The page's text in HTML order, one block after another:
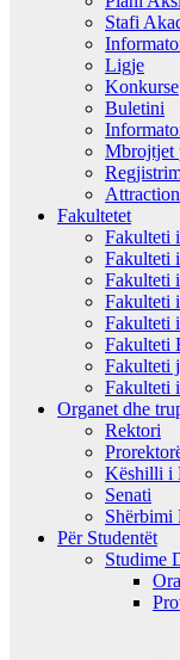
Stafi
Ligje
Konkurse
Buletini
Mbrojtjet
Fakultetet
Fakulteti
Fakulteti
Fakulteti
Fakulteti
Fakulteti
Fakulteti
Fakulteti
Fakulteti
Organet dhe
Rektori
Këshilli i
Senati
Shërbimi
Për Studentët
Studime